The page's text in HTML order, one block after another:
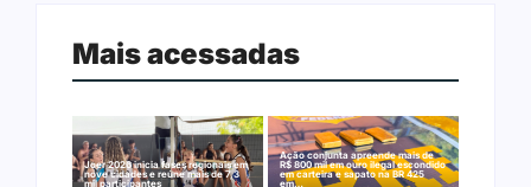
Mais acessadas
Joer 2026 inicia fases regionais em
nove cidades e reúne mais de 7,3
mil participantes
Ação conjunta apreende mais de
R$ 800 mil em ouro ilegal escondido
em carteira e sapato na BR 425
em…